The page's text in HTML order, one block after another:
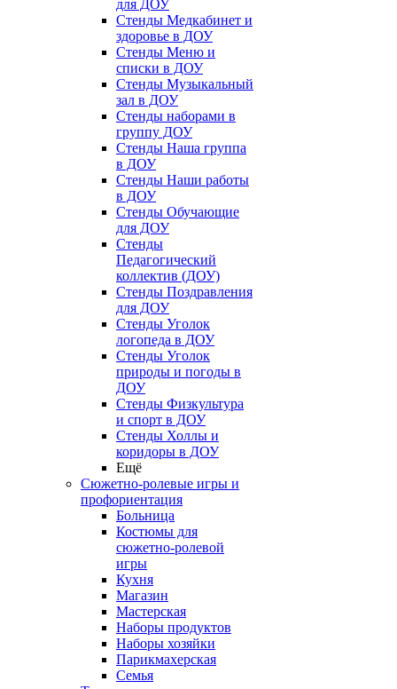
для ДОУ
Стенды Медкабинет и
здоровье в ДОУ
Стенды Меню и
списки в ДОУ
Стенды Музыкальный
зал в ДОУ
Стенды наборами в
группу ДОУ
Стенды Наша группа
в ДОУ
Стенды Наши работы
в ДОУ
Стенды Обучающие
для ДОУ
Стенды
Педагогический
коллектив (ДОУ)
Стенды Поздравления
для ДОУ
Стенды Уголок
логопеда в ДОУ
Стенды Уголок
природы и погоды в
ДОУ
Стенды Физкультура
и спорт в ДОУ
Стенды Холлы и
коридоры в ДОУ
Ещё
Сюжетно-ролевые игры и
профориентация
Больница
Костюмы для
сюжетно-ролевой
игры
Кухня
Магазин
Мастерская
Наборы продуктов
Наборы хозяйки
Парикмахерская
Семья